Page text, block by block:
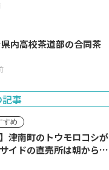
内高校茶道部の合同茶
事
すめ
津南町のトウモロコシが
イドの直売所は朝から長